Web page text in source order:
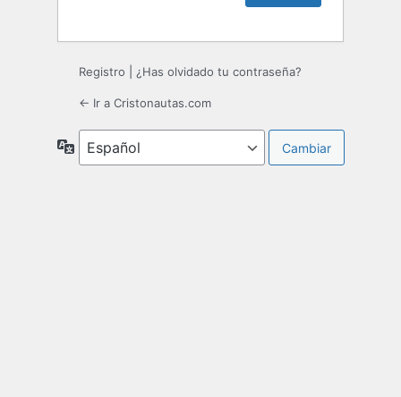
Registro ¿Has olvidado tu contraseña?
← Ir a Cristonautas.com
Idioma